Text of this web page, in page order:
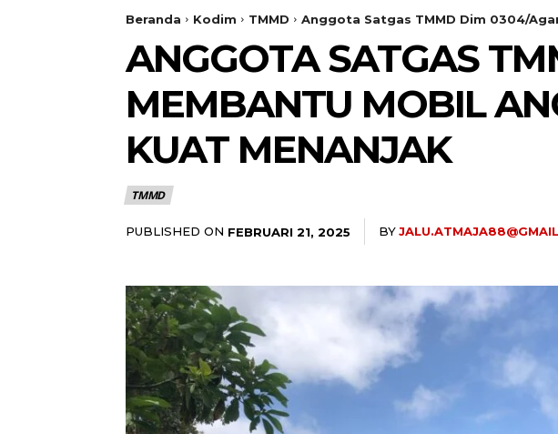
Beranda Kodim TMMD Anggota Satgas TMMD Dim 0304/
ANGGOTA SATGAS
MEMBANTU MOBIL
KUAT MENANJAK
TMMD
PUBLISHED ON FEBRUARI 21, 2025 BY